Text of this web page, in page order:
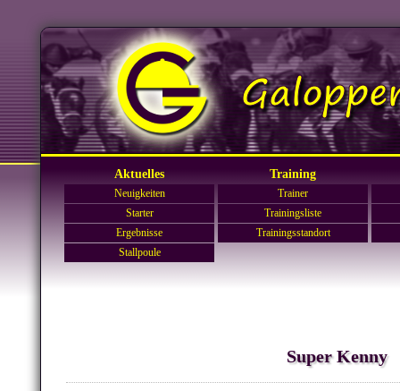
Aktuelles Training
Neuigkeiten
Starter
Ergebnisse
Stallpoule
Trainer
Trainingsliste
Trainingsstandort
Super Kenny